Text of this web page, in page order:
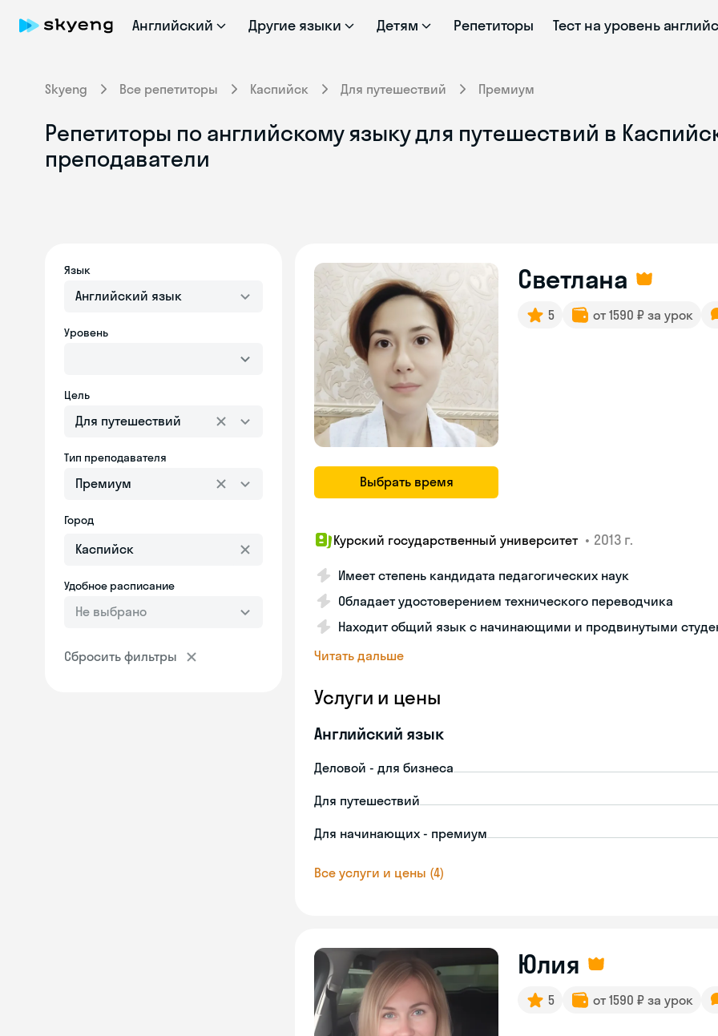
Английский Другие языки Детям Репетиторы Тест на уровень
Skyeng Все репетиторы Каспийск Для путешествий Премиум
Репетиторы по английскому языку для путешествий в
преподаватели
Язык
Английский язык
Уровень
Цель
Для путешествий
Тип преподавателя
Премиум
Город
Удобное расписание
Не выбрано
Сбросить фильтры
Выбрать время
Светлана
5 от 1590 ₽ за урок
Курский государственный университет • 2013 г.
Имеет степень кандидата педагогических наук
Обладает удостоверением технического переводчика
Находит общий язык с начинающими и продвинутыми
Читать дальше
Услуги и цены
Английский язык
Деловой - для бизнеса
Для путешествий
Для начинающих - премиум
Все услуги и цены (4)
Юлия
5 от 1590 ₽ за урок